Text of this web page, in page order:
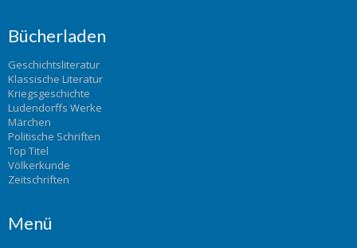
Bücherladen
Geschichtsliteratur
Klassische Literatur
Kriegsgeschichte
Ludendorffs Werke
Märchen
Politische Schriften
Top Titel
Völkerkunde
Zeitschriften
Menü